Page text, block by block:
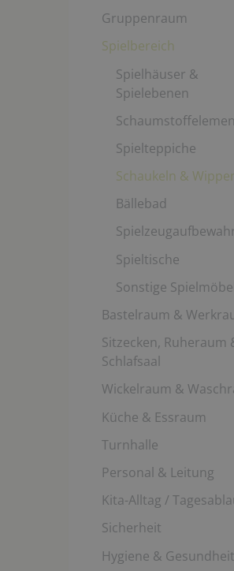
Gruppenraum
Spielbereich
Spielhäuser &
Spielebenen
Spielteppiche
Schaukeln &
Bällebad
Spieltische
Sonstige
Bastelraum &
Sitzecken, Ruheraum
Schlafsaal
Wickelraum &
Küche & Essraum
Turnhalle
Personal & Leitung
Kita-Alltag /
Sicherheit
Hygiene & Gesundheit